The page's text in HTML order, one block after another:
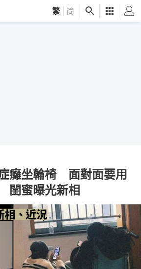
繁 简
癱坐輪椅 面對面要用
閨蜜曝光新相